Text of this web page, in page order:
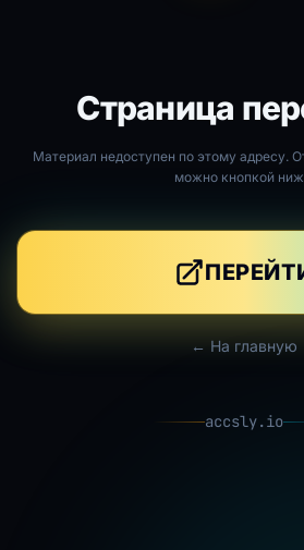
Страница
Материал недоступен по этому адресу.
можно кнопкой
← На главную
accsly.io